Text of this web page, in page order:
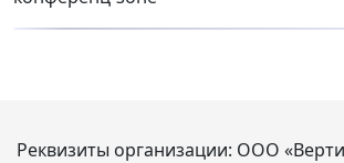
Реквизиты организации: ООО